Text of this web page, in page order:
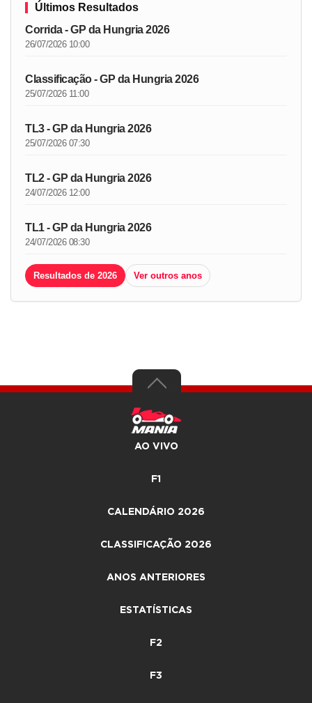
Últimos Resultados
Corrida - GP da Hungria 2026
26/07/2026 10:00
Classificação - GP da Hungria 2026
25/07/2026 11:00
TL3 - GP da Hungria 2026
25/07/2026 07:30
TL2 - GP da Hungria 2026
24/07/2026 12:00
TL1 - GP da Hungria 2026
24/07/2026 08:30
Resultados de 2026 Ver outros anos
AO VIVO
F1
CALENDÁRIO 2026
CLASSIFICAÇÃO 2026
ANOS ANTERIORES
ESTATÍSTICAS
F2
F3